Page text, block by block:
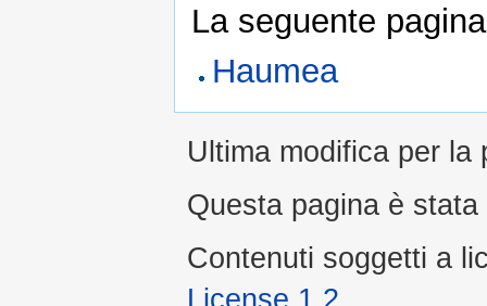
La seguente
Haumea
Ultima modifica per la
Questa pagina è
Contenuti soggetti a
License 1.2.